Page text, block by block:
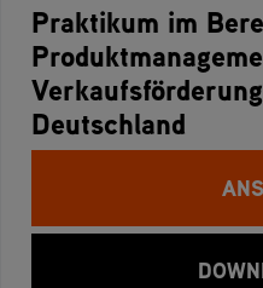
Praktikum im
Deutschland